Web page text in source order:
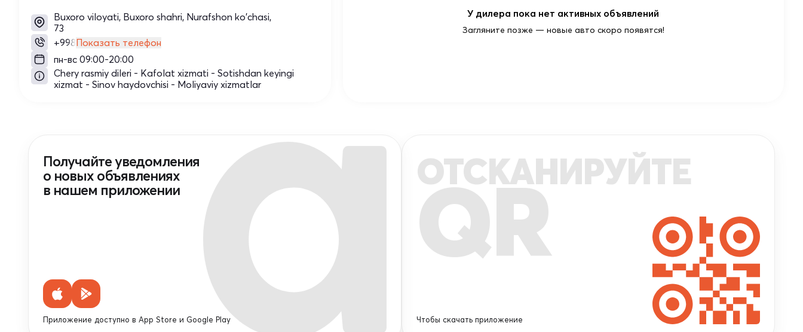
Buxoro viloyati, Buxoro shahri, Nurafshon ko'chasi,
73
+998Показать телефон
пн-вс 09:00-20:00
Chery rasmiy dileri - Kafolat xizmati - Sotishdan keyingi
xizmat - Sinov haydovchisi - Moliyaviy xizmatlar
У дилера пока нет активных объявлений
Загляните позже — новые авто скоро появятся!
Получайте уведомления
о новых объявлениях
в нашем приложении
Приложение доступно в App Store и Google Play
ОТСКАНИРУЙТЕ
QR
Чтобы скачать приложение